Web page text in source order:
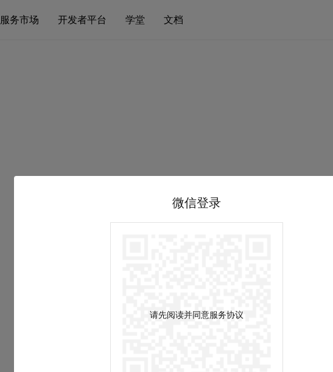
服务市场 开发者平台 学堂 文档
微信登录
请先阅读并同意服务协议